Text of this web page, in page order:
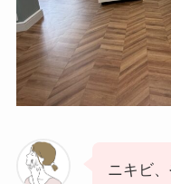
ニキビ